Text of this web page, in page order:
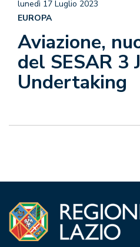
Aviazione,
del SESAR 3
Undertaking
lunedì 17 Luglio 2023
EUROPA